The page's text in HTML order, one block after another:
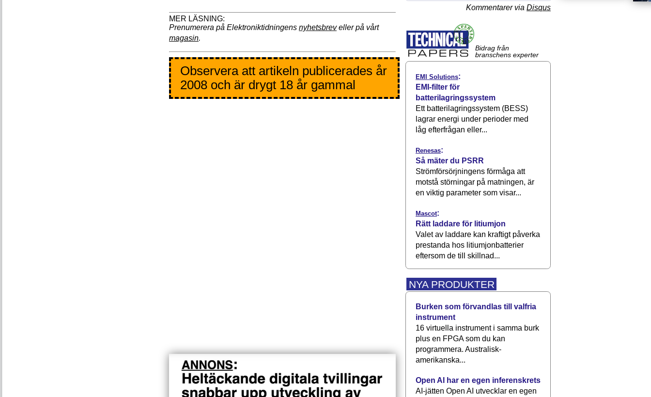
Prenumerera på Elektroniktidningens nyhetsbreveller på vårt
magasin.
Observera att artikeln publicerades år
2008 och är drygt 18 år gammal
Kommentarer via Disqus
Bidrag från
branschens experter
EMI Solutions:
EMI-filter för
batterilagringssystem
Ett batterilagringssystem (BESS)
lagrar energi under perioder med
låg efterfrågan eller...
Renesas:
Så mäter du PSRR
Strömförsörjningens förmåga att
motstå störningar på matningen, är
en viktig parameter som visar...
Mascot:
Rätt laddare för litiumjon
Valet av laddare kan kraftigt påverka
prestanda hos litiumjonbatterier
eftersom de till skillnad...
NYA PRODUKTER
Burken som förvandlas till valfria
instrument
16 virtuella instrument i samma burk
plus en FPGA som du kan
programmera. Australisk-
amerikanska...
Open AI har en egen inferenskrets
AI-jätten Open AI utvecklar en egen